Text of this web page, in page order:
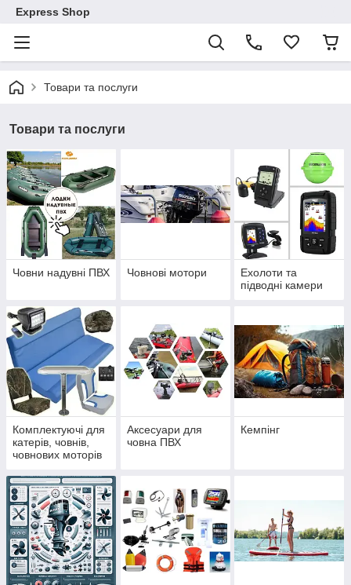
Express Shop
Товари та послуги
Товари та послуги
Човни надувні ПВХ Човнові мотори
Ехолоти та
підводні камери
Комплектуючі для
катерів, човнів,
човнових моторів
Аксесуари для
човна ПВХ
Кемпінг